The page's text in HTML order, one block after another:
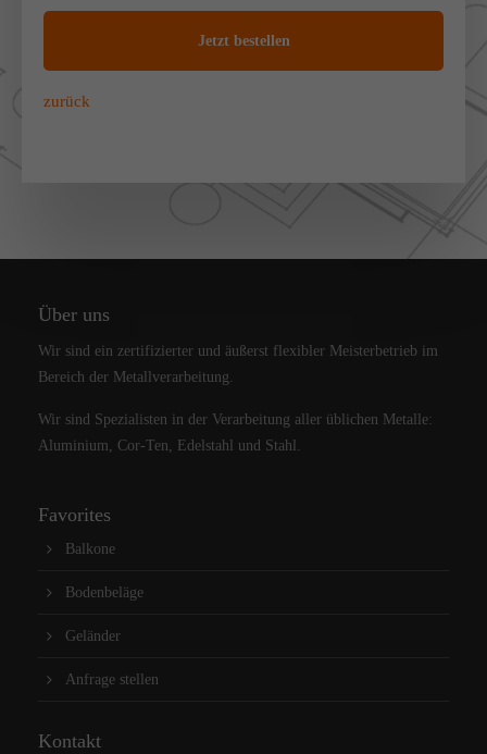
Jetzt bestellen
zurück
Über uns
Wir sind ein zertifizierter und äußerst flexibler Meisterbetrieb im
Bereich der Metallverarbeitung.
Wir sind Spezialisten in der Verarbeitung aller üblichen Metalle:
Aluminium, Cor-Ten, Edelstahl und Stahl.
Favorites
Balkone
Bodenbeläge
Geländer
Anfrage stellen
Kontakt